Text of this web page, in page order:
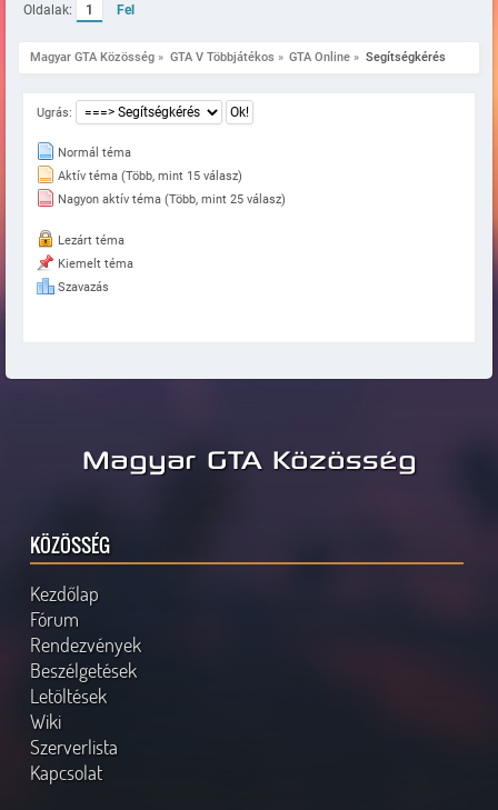
Oldalak: 1 Fel
Magyar GTA Közösség » GTA V Többjátékos » GTA Online » Segítségkérés
Ugrás:
Normál téma
Aktív téma (Több, mint 15 válasz)
Nagyon aktív téma (Több, mint 25 válasz)
Lezárt téma
Kiemelt téma
Szavazás
Magyar GTA Közösség
KÖZÖSSÉG
Kezdőlap
Fórum
Rendezvények
Beszélgetések
Letöltések
Wiki
Szerverlista
Kapcsolat